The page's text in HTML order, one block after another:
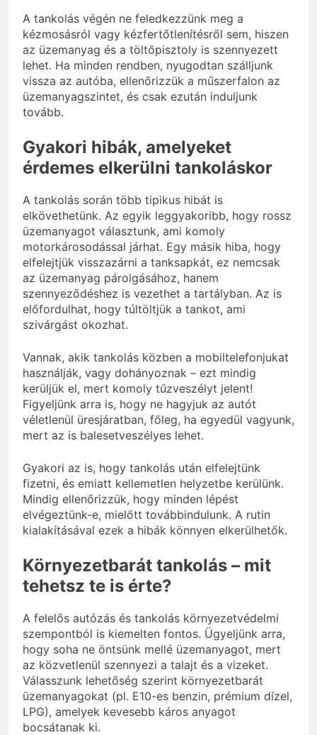
A tankolás végén ne feledkezzünk meg a
kézmosásról vagy kézfertőtlenítésről sem, hiszen
az üzemanyag és a töltőpisztoly is szennyezett
lehet. Ha minden rendben, nyugodtan szálljunk
vissza az autóba, ellenőrizzük a műszerfalon az
üzemanyagszintet, és csak ezután induljunk
tovább.
Gyakori hibák, amelyeket
érdemes elkerülni tankoláskor
A tankolás során több tipikus hibát is
elkövethetünk. Az egyik leggyakoribb, hogy rossz
üzemanyagot választunk, ami komoly
motorkárosodással járhat. Egy másik hiba, hogy
elfelejtjük visszazárni a tanksapkát, ez nemcsak
az üzemanyag párolgásához, hanem
szennyeződéshez is vezethet a tartályban. Az is
előfordulhat, hogy túltöltjük a tankot, ami
szivárgást okozhat.
Vannak, akik tankolás közben a mobiltelefonjukat
használják, vagy dohányoznak – ezt mindig
kerüljük el, mert komoly tűzveszélyt jelent!
Figyeljünk arra is, hogy ne hagyjuk az autót
véletlenül üresjáratban, főleg, ha egyedül vagyunk,
mert az is balesetveszélyes lehet.
Gyakori az is, hogy tankolás után elfelejtünk
fizetni, és emiatt kellemetlen helyzetbe kerülünk.
Mindig ellenőrizzük, hogy minden lépést
elvégeztünk-e, mielőtt továbbindulunk. A rutin
kialakításával ezek a hibák könnyen elkerülhetők.
Környezetbarát tankolás – mit
tehetsz te is érte?
A felelős autózás és tankolás környezetvédelmi
szempontból is kiemelten fontos. Ügyeljünk arra,
hogy soha ne öntsünk mellé üzemanyagot, mert
az közvetlenül szennyezi a talajt és a vizeket.
Válasszunk lehetőség szerint környezetbarát
üzemanyagokat (pl. E10-es benzin, prémium dízel,
LPG), amelyek kevesebb káros anyagot
bocsátanak ki.